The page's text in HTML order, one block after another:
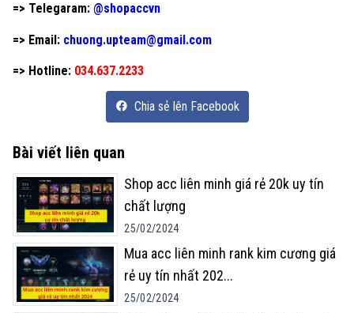
=> Telegaram: @shopaccvn
=> Email: chuong.upteam@gmail.com
=> Hotline: 034.637.2233
Chia sẻ lên Facebook
Bài viết liên quan
Shop acc liên minh giá rẻ 20k uy tín
chất lượng
25/02/2024
Mua acc liên minh rank kim cương giá
rẻ uy tín nhất 202...
25/02/2024